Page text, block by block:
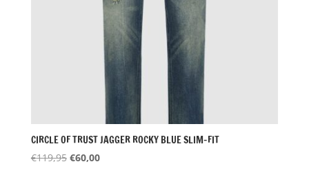
CIRCLE OF TRUST JAGGER ROCKY BLUE SLIM-FIT
€119,95 Oorspronkelijke
€60,00Huidige